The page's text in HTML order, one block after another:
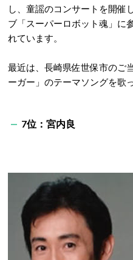
し、童謡のコンサートを開催
ブ「スーパーロボット魂」に
れています。
最近は、長崎県佐世保市のご
ーガー」のテーマソングを歌
7位：宮内良